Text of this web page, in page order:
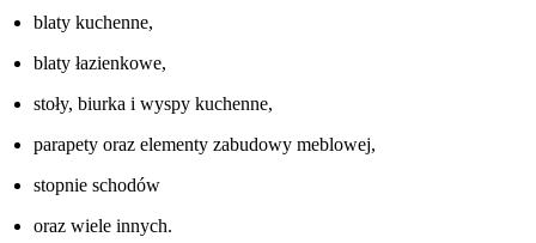
blaty kuchenne,
blaty łazienkowe,
stoły, biurka i wyspy kuchenne,
parapety oraz elementy zabudowy meblowej,
stopnie schodów
oraz wiele innych.